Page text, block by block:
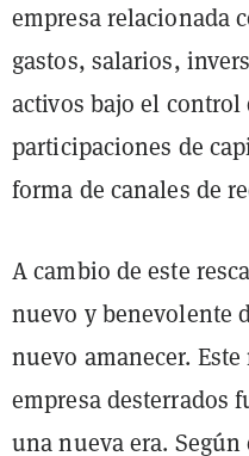
empresa relacionada
gastos, salarios,
activos bajo el control
participaciones de
forma de canales de
A cambio de este
nuevo y benevolente
nuevo amanecer.
empresa desterrados
una nueva era.